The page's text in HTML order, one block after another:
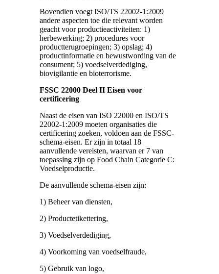
Bovendien voegt ISO/TS 22002-1:2009
andere aspecten toe die relevant worden
geacht voor productieactiviteiten: 1)
herbewerking; 2) procedures voor
productterugroepingen; 3) opslag; 4)
productinformatie en bewustwording van de
consument; 5) voedselverdediging,
biovigilantie en bioterrorisme.
FSSC 22000 Deel II Eisen voor
certificering
Naast de eisen van ISO 22000 en ISO/TS
22002-1:2009 moeten organisaties die
certificering zoeken, voldoen aan de FSSC-
schema-eisen. Er zijn in totaal 18
aanvullende vereisten, waarvan er 7 van
toepassing zijn op Food Chain Categorie C:
Voedselproductie.
De aanvullende schema-eisen zijn:
1) Beheer van diensten,
2) Productetikettering,
3) Voedselverdediging,
4) Voorkoming van voedselfraude,
5) Gebruik van logo,